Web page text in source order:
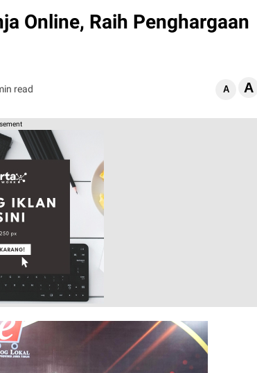
Online, Raih Penghargaan
read A A